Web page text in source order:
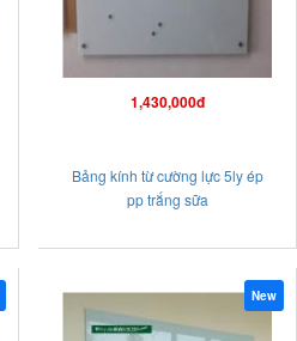
1,430,000đ
Bảng kính từ cường lực 5ly ép
pp trắng sữa
New